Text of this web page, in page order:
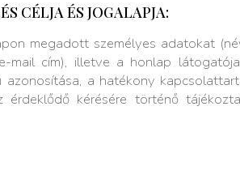
CÉLJA ÉS JOGALAPJA:
megadott személyes adatokat
cím), illetve a honlap
a hatékony
kérésére történő